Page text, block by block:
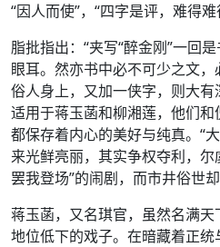
“因人而使”，“四字是评，难得
脂批指出：“夹写“醉金刚”一回
眼耳。然亦书中必不可少之文
俗人身上，又加一侠字，则大
适用于蒋玉菡和柳湘莲，他们
都保存着内心的美好与纯真。“
来光鲜亮丽，其实争权夺利，
罢我登场”的闹剧，而市井俗世
蒋玉菡，又名琪官，虽然名满
地位低下的戏子。在暗藏着正